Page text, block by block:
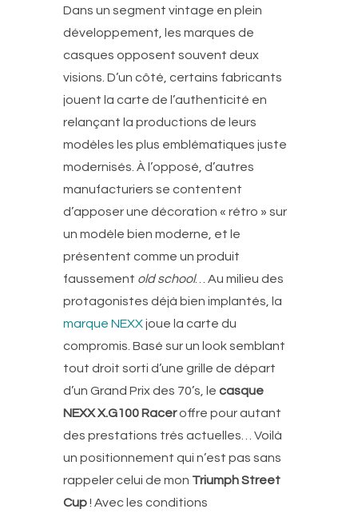
Dans un segment vintage en plein
développement, les marques de
casques opposent souvent deux
visions. D’un côté, certains fabricants
jouent la carte de l’authenticité en
relançant la productions de leurs
modèles les plus emblématiques juste
modernisés. À l’opposé, d’autres
manufacturiers se contentent
d’apposer une décoration « rétro » sur
un modèle bien moderne, et le
présentent comme un produit
faussement old school… Au milieu des
protagonistes déjà bien implantés, la
marque NEXXjoue la carte du
compromis. Basé sur un look semblant
tout droit sorti d’une grille de départ
d’un Grand Prix des 70’s, le casque
NEXX X.G100 Raceroffre pour autant
des prestations très actuelles… Voilà
un positionnement qui n’est pas sans
rappeler celui de mon Triumph Street
Cup! Avec les conditions